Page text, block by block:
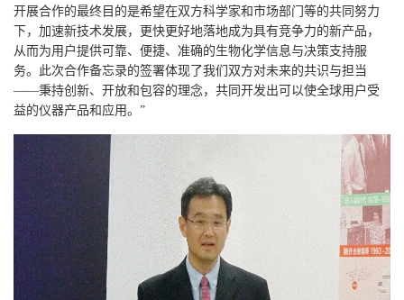
开展合作的最终目的是希望在双方科学家和市场部门等的共同努力
下，加速新技术发展，更快更好地落地成为具有竞争力的新产品，
从而为用户提供可靠、便捷、准确的生物化学信息与决策支持服
务。此次合作备忘录的签署体现了我们双方对未来的共识与担当
——秉持创新、开放和包容的理念，共同开发出可以使全球用户受
益的仪器产品和应用。”